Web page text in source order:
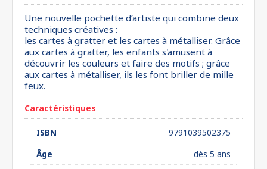
Une nouvelle pochette d’artiste qui combine deux
techniques créatives :
les cartes à gratter et les cartes à métalliser. Grâce
aux cartes à gratter, les enfants s'amusent à
découvrir les couleurs et faire des motifs ; grâce
aux cartes à métalliser, ils les font briller de mille
feux.
Caractéristiques
ISBN
9791039502375
Âge
dès 5 ans